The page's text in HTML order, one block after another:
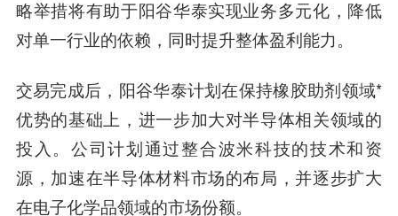
略举措将有助于阳谷华泰实现业务多元化，降低
对单一行业的依赖，同时提升整体盈利能力。
交易完成后，阳谷华泰计划在保持橡胶助剂领域*
优势的基础上，进一步加大对半导体相关领域的
投入。公司计划通过整合波米科技的技术和资
源，加速在半导体材料市场的布局，并逐步扩大
在电子化学品领域的市场份额。